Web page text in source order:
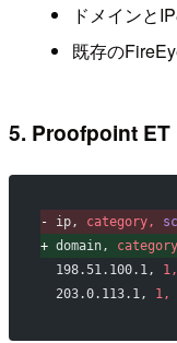
ドメインと
既存の
5. Proofpoint ET
- ip, category,
+ domain,
198.51.100.1,
1,
203.0.113.1,
1,